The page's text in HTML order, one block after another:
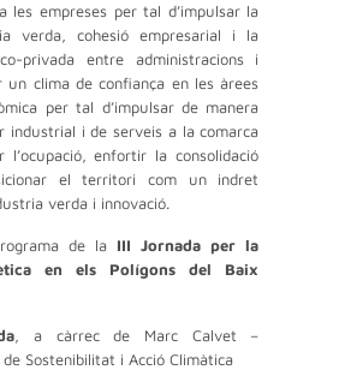
les empreses per tal d’impulsar la
verda, cohesió empresarial i la
privada entre administracions i
un clima de confiança en les àrees
per tal d’impulsar de manera
industrial i de serveis a la comarca
l’ocupació, enfortir la consolidació
el territori com un indret
verda i innovació.
de la III Jornada per la
en els Polígons del Baix
, a càrrec de Marc Calvet –
de Sostenibilitat i Acció Climàtica